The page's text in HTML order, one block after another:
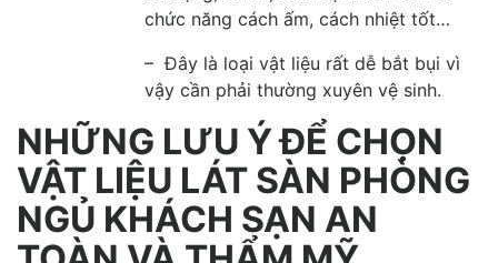
chức năng cách ấm, cách nhiệt tốt…
– Đây là loại vật liệu rất dễ bắt bụi vì
vậy cần phải thường xuyên vệ sinh.
NHỮNG LƯU Ý ĐỂ CHỌN
VẬT LIỆU LÁT SÀN PHÒNG
NGỦ KHÁCH SẠN AN